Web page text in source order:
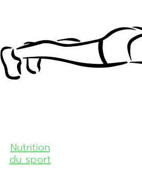
Nutrition
du sport